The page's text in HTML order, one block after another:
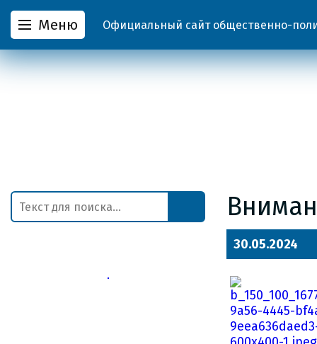
Меню Официальный сайт общественно-
30.05.2024